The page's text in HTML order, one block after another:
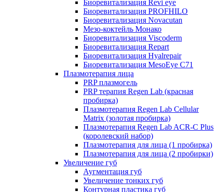
Биоревитализация Revi eye
Биоревитализация PROFHILO
Биоревитализация Novacutan
Мезо-коктейль Монако
Биоревитализация Viscoderm
Биоревитализация Repart
Биоревитализация Hyalrepair
Биоревитализация MesoEye C71
Плазмотерапия лица
PRP плазмогель
PRP терапия Regen Lab (красная
пробирка)
Плазмотерапия Regen Lab Cellular
Matrix (золотая пробирка)
Плазмотерапия Regen Lab ACR-C Plus
(королевский набор)
Плазмотерапия для лица (1 пробирка)
Плазмотерапия для лица (2 пробирки)
Увеличение губ
Аугментация губ
Увеличение тонких губ
Контурная пластика губ